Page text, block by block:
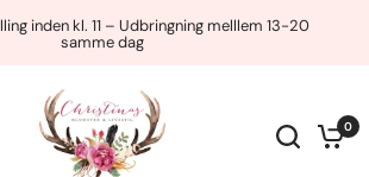
inden kl. 11 – Udbringning melllem 13-20
samme dag
0